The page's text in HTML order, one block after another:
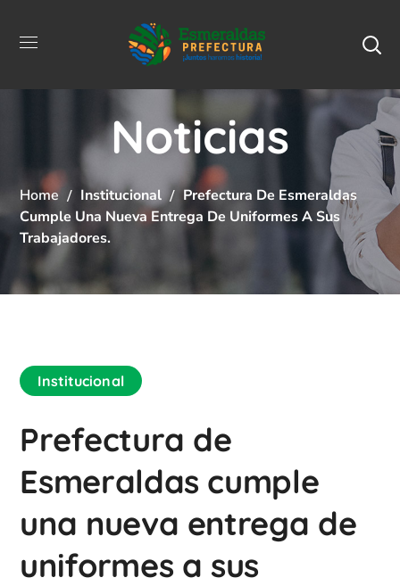
Noticias
Home Institucional
Prefectura De Esmeraldas
Cumple Una Nueva Entrega De Uniformes A Sus
Trabajadores.
Institucional
Prefectura de
Esmeraldas cumple
una nueva entrega de
uniformes a sus